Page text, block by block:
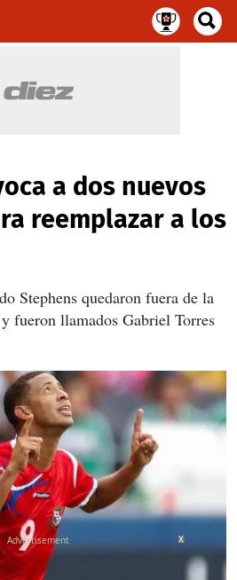
a dos nuevos
reemplazar a los
Stephens quedaron fuera de la
fueron llamados Gabriel Torres
X